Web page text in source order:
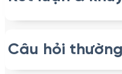
Câu hỏi